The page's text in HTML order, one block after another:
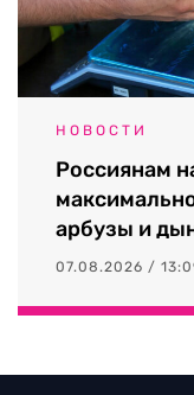
НОВОСТИ
Россиянам
арбузы и
07.08.2026 /